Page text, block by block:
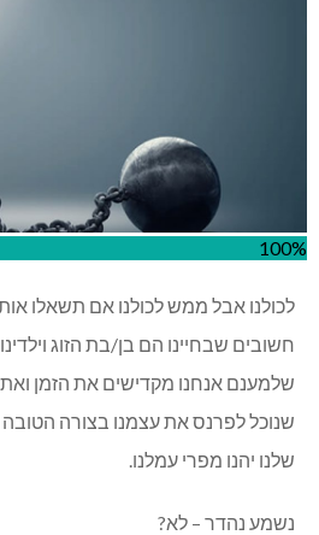
100%
לכולנו אבל ממש לכולנו אם תשאלו
חשובים שבחיינו הם בן/בת הזוג
שלמענם אנחנו מקדישים את הזמן ואת
שנוכל לפרנס את עצמנו בצורה
שלנו יהנו מפרי עמלנו.
נשמע נהדר – לא?